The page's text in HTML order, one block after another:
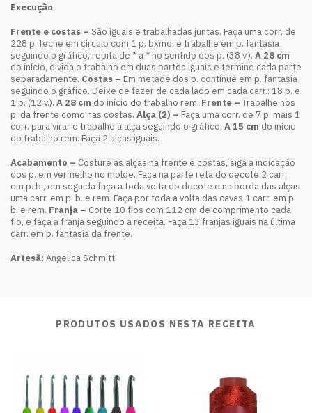
Execução
Frente e costas – São iguais e trabalhadas juntas. Faça uma corr. de
228 p. feche em círculo com 1 p. bxmo. e trabalhe em p. fantasia
seguindo o gráfico, repita de * a * no sentido dos p. (38 v.). A 28 cm
do início, divida o trabalho em duas partes iguais e termine cada parte
separadamente. Costas – Em metade dos p. continue em p. fantasia
seguindo o gráfico. Deixe de fazer de cada lado em cada carr.: 18 p. e
1 p. (12 v.). A 28 cm do início do trabalho rem. Frente – Trabalhe nos
p. da frente como nas costas. Alça (2) – Faça uma corr. de 7 p. mais 1
corr. para virar e trabalhe a alça seguindo o gráfico. A 15 cm do início
do trabalho rem. Faça 2 alças iguais.
Acabamento – Costure as alças na frente e costas, siga a indicação
dos p. em vermelho no molde. Faça na parte reta do decote 2 carr.
em p. b., em seguida faça a toda volta do decote e na borda das alças
uma carr. em p. b. e rem. Faça por toda a volta das cavas 1 carr. em p.
b. e rem. Franja – Corte 10 fios com 112 cm de comprimento cada
fio, e faça a franja seguindo a receita. Faça 13 franjas iguais na última
carr. em p. fantasia da frente.
Artesã: Angelica Schmitt
PRODUTOS USADOS NESTA RECEITA